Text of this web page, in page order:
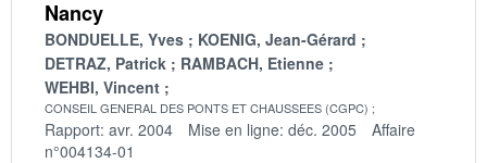
Nancy
BONDUELLE, Yves
KOENIG, Jean-Gérard
DETRAZ, Patrick
RAMBACH, Etienne
WEHBI, Vincent
CONSEIL GENERAL DES PONTS ET CHAUSSEES (CGPC)
Rapport: avr. 2004 Mise en ligne: déc. 2005
Affaire
n°004134-01